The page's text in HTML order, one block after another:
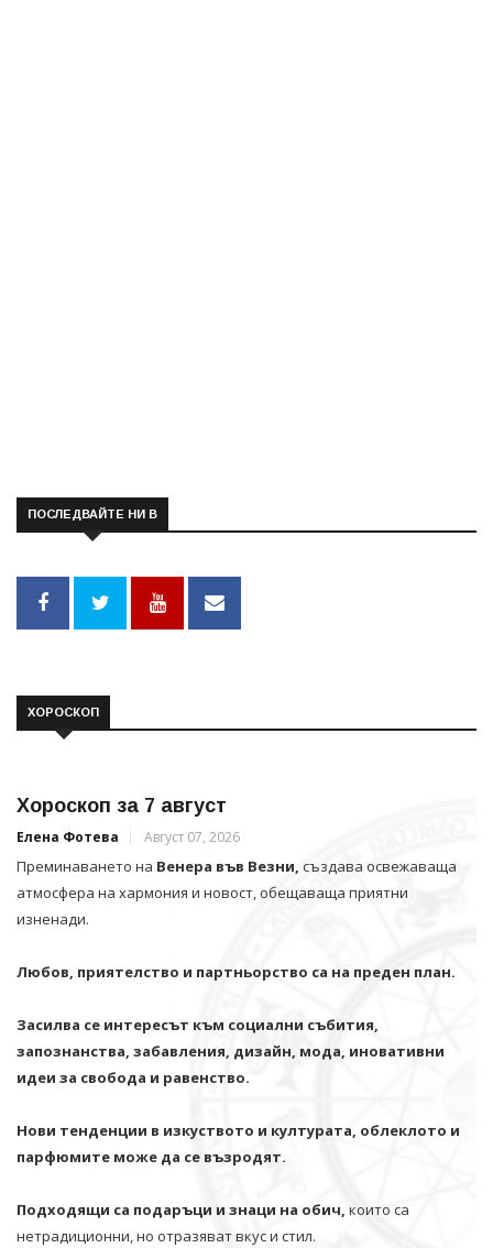
ПОСЛЕДВАЙТЕ НИ В
ХОРОСКОП
Хороскоп за 7 август
Елена Фотева Август 07, 2026
Преминаването на Венера във Везни, създава освежаваща
атмосфера на хармония и новост, обещаваща приятни
изненади.
Любов, приятелство и партньорство са на преден план.
Засилва се интересът към социални събития,
запознанства, забавления, дизайн, мода, иновативни
идеи за свобода и равенство.
Нови тенденции в изкуството и културата, облеклото и
парфюмите може да се възродят.
Подходящи са подаръци и знаци на обич, които са
нетрадиционни, но отразяват вкус и стил.